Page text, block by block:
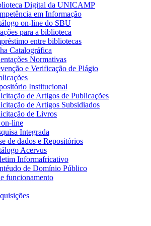
Digital da UNICAMP
em Informação
on-line do SBU
para a biblioteca
entre bibliotecas
Catalográfica
Normativas
e Verificação de Plágio
Institucional
de Artigos de Publicações
de Artigos Subsidiados
de Livros
on-line
Integrada
de dados e Repositórios
Acervus
Informafricativo
de Domínio Público
funcionamento